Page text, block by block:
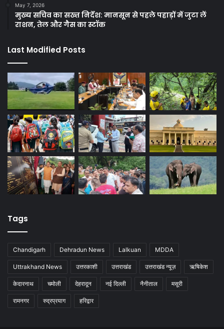
May 7, 2026
मुख्य सचिव का सख्त निर्देश: मानसून से पहले पहाड़ों में जुटा लें
राशन, तेल और गैस का स्टॉक
Last Modified Posts
Tags
Chandigarh Dehradun News Lalkuan MDDA
Uttrakhand News उत्तरकाशी उत्तराखंड उत्तराखंड न्यूज़ ऋषिकेश
केदारनाथ चमोली देहरादून नई दिल्ली नैनीताल मसूरी
रामनगर रुद्रप्रयाग हरिद्वार